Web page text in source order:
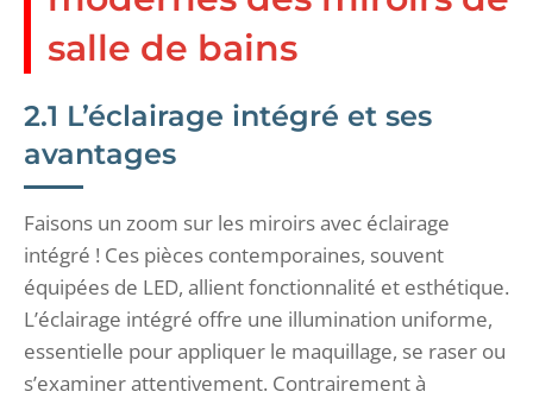
salle de bains
2.1 L’éclairage intégré et ses
avantages
Faisons un zoom sur les miroirs avec éclairage
intégré ! Ces pièces contemporaines, souvent
équipées de LED, allient fonctionnalité et esthétique.
L’éclairage intégré offre une illumination uniforme,
essentielle pour appliquer le maquillage, se raser ou
s’examiner attentivement. Contrairement à